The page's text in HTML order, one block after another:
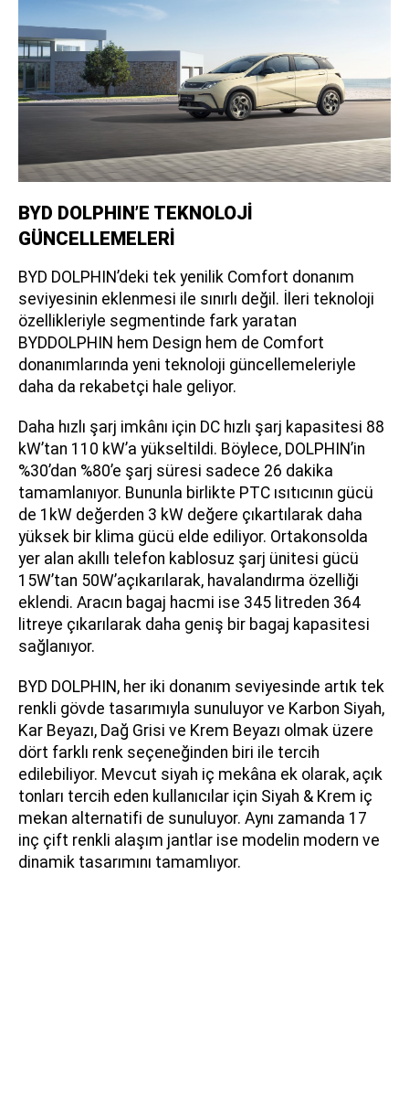
BYD DOLPHIN’E TEKNOLOJİ
GÜNCELLEMELERİ
BYD DOLPHIN’deki tek yenilik Comfort donanım
seviyesinin eklenmesi ile sınırlı değil. İleri teknoloji
özellikleriyle segmentinde fark yaratan
BYDDOLPHIN hem Design hem de Comfort
donanımlarında yeni teknoloji güncellemeleriyle
daha da rekabetçi hale geliyor.
Daha hızlı şarj imkânı için DC hızlı şarj kapasitesi 88
kW’tan 110 kW’a yükseltildi. Böylece, DOLPHIN’in
%30’dan %80’e şarj süresi sadece 26 dakika
tamamlanıyor. Bununla birlikte PTC ısıtıcının gücü
de 1kW değerden 3 kW değere çıkartılarak daha
yüksek bir klima gücü elde ediliyor. Ortakonsolda
yer alan akıllı telefon kablosuz şarj ünitesi gücü
15W’tan 50W’açıkarılarak, havalandırma özelliği
eklendi. Aracın bagaj hacmi ise 345 litreden 364
litreye çıkarılarak daha geniş bir bagaj kapasitesi
sağlanıyor.
BYD DOLPHIN, her iki donanım seviyesinde artık tek
renkli gövde tasarımıyla sunuluyor ve Karbon Siyah,
Kar Beyazı, Dağ Grisi ve Krem Beyazı olmak üzere
dört farklı renk seçeneğinden biri ile tercih
edilebiliyor. Mevcut siyah iç mekâna ek olarak, açık
tonları tercih eden kullanıcılar için Siyah & Krem iç
mekan alternatifi de sunuluyor. Aynı zamanda 17
inç çift renkli alaşım jantlar ise modelin modern ve
dinamik tasarımını tamamlıyor.